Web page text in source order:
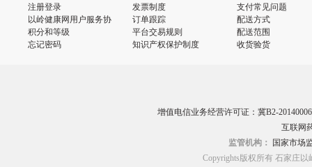
注册登录
以岭健康网用户服务协
议
积分和等级
忘记密码
发票制度
订单跟踪
平台交易规则
知识产权保护制度
支付常见问题
配送方式
配送范围
收货验货
增值电信业务经营许可证：冀B2-20140006
互联网
监管机构：
国家市场
Copyrights版权所有 石家庄